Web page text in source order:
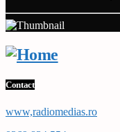
Contact
www,radiomedias.ro